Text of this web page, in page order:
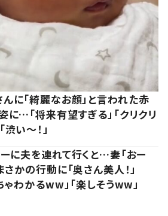
に「綺麗なお顔」と言われた赤
…「将来有望すぎる」「クリクリ
い～！」
に夫を連れて行くと…妻「おー
さかの行動に「奥さん美人！」
ゃわかるww」「楽しそうww」